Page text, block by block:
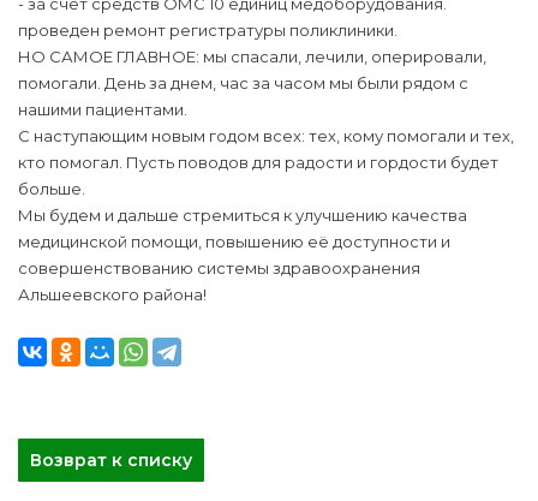
- за счет средств ОМС 10 единиц медоборудования.
проведен ремонт регистратуры поликлиники.
НО САМОЕ ГЛАВНОЕ: мы спасали, лечили, оперировали,
помогали. День за днем, час за часом мы были рядом с
нашими пациентами.
С наступающим новым годом всех: тех, кому помогали и тех,
кто помогал. Пусть поводов для радости и гордости будет
больше.
Мы будем и дальше стремиться к улучшению качества
медицинской помощи, повышению её доступности и
совершенствованию системы здравоохранения
Альшеевского района!
Возврат к списку